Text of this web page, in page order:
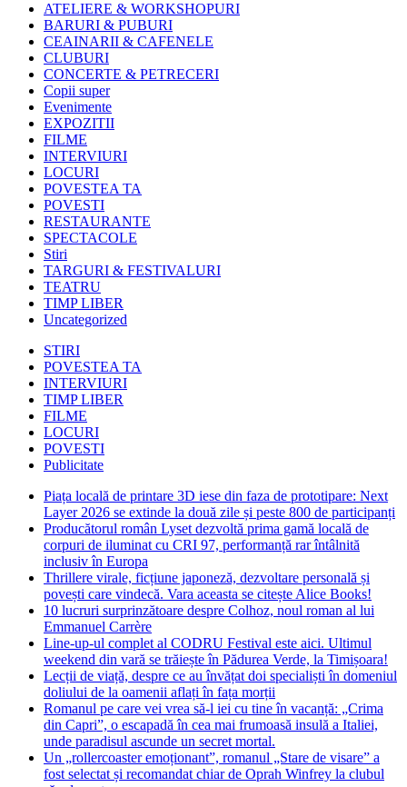
ATELIERE & WORKSHOPURI
BARURI & PUBURI
CEAINARII & CAFENELE
CLUBURI
CONCERTE & PETRECERI
Copii super
Evenimente
EXPOZITII
FILME
INTERVIURI
LOCURI
POVESTEA TA
POVESTI
RESTAURANTE
SPECTACOLE
Stiri
TARGURI & FESTIVALURI
TEATRU
TIMP LIBER
Uncategorized
STIRI
POVESTEA TA
INTERVIURI
TIMP LIBER
FILME
LOCURI
POVESTI
Publicitate
Piața locală de printare 3D iese din faza de prototipare: Next
Layer 2026 se extinde la două zile și peste 800 de participanți
Producătorul român Lyset dezvoltă prima gamă locală de
corpuri de iluminat cu CRI 97, performanță rar întâlnită
inclusiv în Europa
Thrillere virale, ficțiune japoneză, dezvoltare personală și
povești care vindecă. Vara aceasta se citește Alice Books!
10 lucruri surprinzătoare despre Colhoz, noul roman al lui
Emmanuel Carrère
Line-up-ul complet al CODRU Festival este aici. Ultimul
weekend din vară se trăiește în Pădurea Verde, la Timișoara!
Lecții de viață, despre ce au învățat doi specialiști în domeniul
doliului de la oamenii aflați în fața morții
Romanul pe care vei vrea să-l iei cu tine în vacanță: „Crima
din Capri”, o escapadă în cea mai frumoasă insulă a Italiei,
unde paradisul ascunde un secret mortal.
Un „rollercoaster emoționant”, romanul „Stare de visare” a
fost selectat și recomandat chiar de Oprah Winfrey la clubul